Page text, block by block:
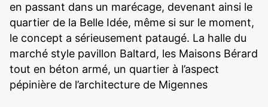
en passant dans un marécage, devenant ainsi le
quartier de la Belle Idée, même si sur le moment,
le concept a sérieusement pataugé. La halle du
marché style pavillon Baltard, les Maisons Bérard
tout en béton armé, un quartier à l’aspect
pépinière de l’architecture de Migennes